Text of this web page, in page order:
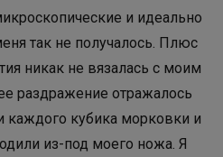
и идеально
так не получалось. Плюс
никак не вязалась с моим
раздражение отражалось
каждого кубика морковки и
из-под моего ножа. Я